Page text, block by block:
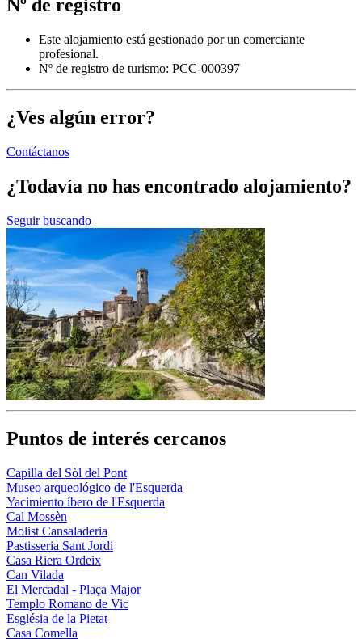
Nº de registro
Este alojamiento está gestionado por un comerciante
profesional.
Nº de registro de turismo: PCC-000397
¿Ves algún error?
Contáctanos
¿Todavía no has encontrado alojamiento?
Seguir buscando
Puntos de interés cercanos
Capilla del Sòl del Pont
Museo arqueológico de l'Esquerda
Yacimiento íbero de l'Esquerda
Cal Mossèn
Molist Cansaladeria
Pastisseria Sant Jordi
Casa Riera Ordeix
Can Vilada
El Mercadal - Plaça Major
Templo Romano de Vic
Església de la Pietat
Casa Comella